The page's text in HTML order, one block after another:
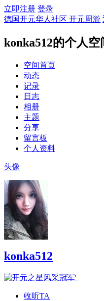
立即注册 登录
德国开元华人社区 开元周游
konka512的个人空
空间首页
动态
记录
日志
相册
主题
分享
留言板
个人资料
头像
konka512
收听TA